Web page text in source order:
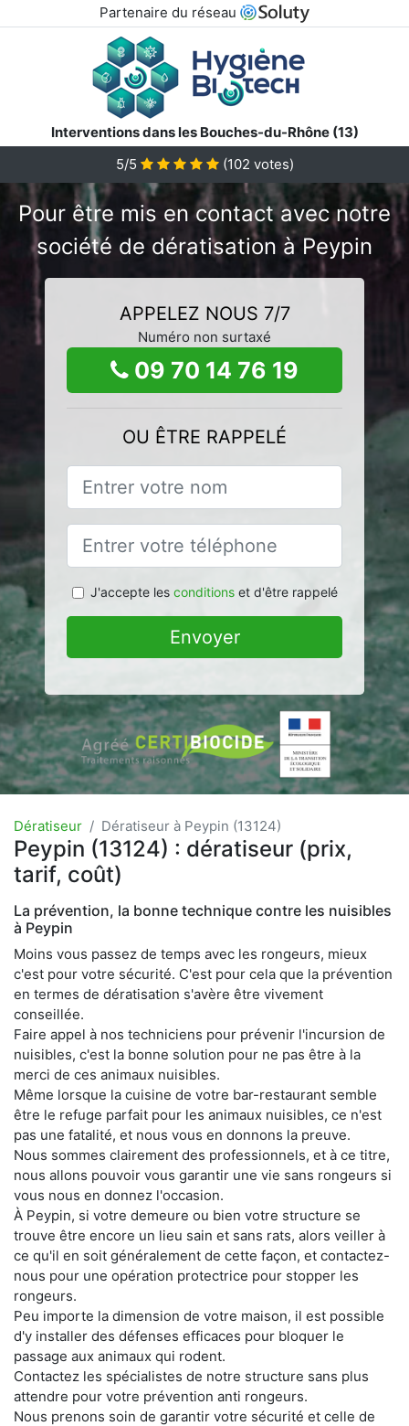
Partenaire du réseau
Interventions dans les Bouches-du-Rhône (13)
5/5
(102 votes)
Pour être mis en contact avec notre
société de dératisation à Peypin
APPELEZ NOUS 7/7
Numéro non surtaxé
09 70 14 76 19
OU ÊTRE RAPPELÉ
J'accepte les conditionset d'être rappelé
Envoyer
Dératiseur Dératiseur à Peypin (13124)
Peypin (13124) : dératiseur (prix,
tarif, coût)
La prévention, la bonne technique contre les nuisibles
à Peypin
Moins vous passez de temps avec les rongeurs, mieux
c'est pour votre sécurité. C'est pour cela que la prévention
en termes de dératisation s'avère être vivement
conseillée.
Faire appel à nos techniciens pour prévenir l'incursion de
nuisibles, c'est la bonne solution pour ne pas être à la
merci de ces animaux nuisibles.
Même lorsque la cuisine de votre bar-restaurant semble
être le refuge parfait pour les animaux nuisibles, ce n'est
pas une fatalité, et nous vous en donnons la preuve.
Nous sommes clairement des professionnels, et à ce titre,
nous allons pouvoir vous garantir une vie sans rongeurs si
vous nous en donnez l'occasion.
À Peypin, si votre demeure ou bien votre structure se
trouve être encore un lieu sain et sans rats, alors veiller à
ce qu'il en soit généralement de cette façon, et contactez-
nous pour une opération protectrice pour stopper les
rongeurs.
Peu importe la dimension de votre maison, il est possible
d'y installer des défenses efficaces pour bloquer le
passage aux animaux qui rodent.
Contactez les spécialistes de notre structure sans plus
attendre pour votre prévention anti rongeurs.
Nous prenons soin de garantir votre sécurité et celle de